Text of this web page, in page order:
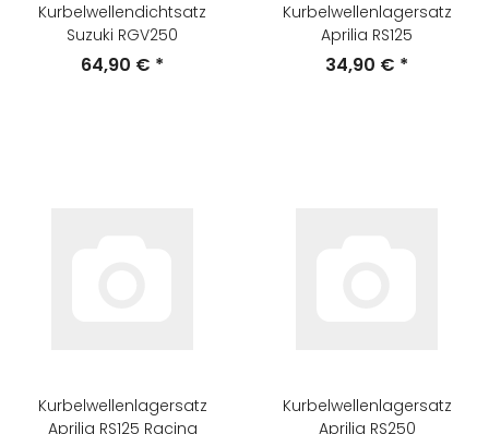
Kurbelwellendichtsatz
Suzuki RGV250
64,90 € *
Kurbelwellenlagersatz
Aprilia RS125
34,90 € *
Kurbelwellenlagersatz
Aprilia RS125 Racing
Kurbelwellenlagersatz
Aprilia RS250